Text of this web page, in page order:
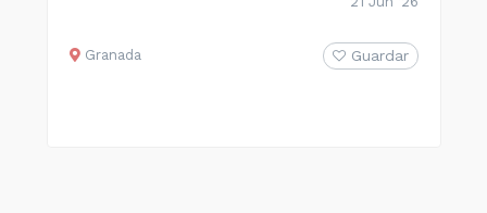
Granada Guardar